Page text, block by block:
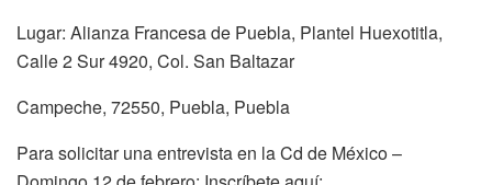
Lugar: Alianza Francesa de Puebla, Plantel Huexotitla,
Calle 2 Sur 4920, Col. San Baltazar
Campeche, 72550, Puebla, Puebla
Para solicitar una entrevista en la Cd de México –